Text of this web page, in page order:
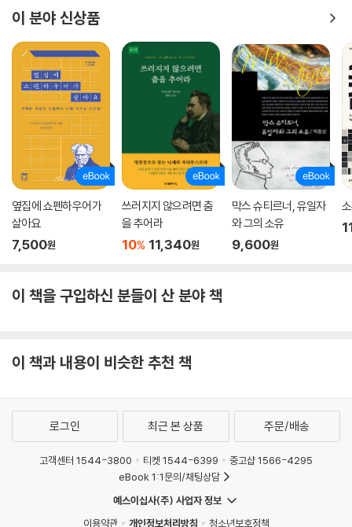
녕 인류는 어떤 진보도 기대할 수 없게 된다는 것을 철저히 밝혀내 자유민
주주의의 기본 원리를 굳건히 수립했다. 사상과 토론의 진정한 자유를 역
설한 밀의 사상은 합리적 대화와 비판적 토론으로 함께 문제를 찾고 해결
하는 문화의 중요성을 보여준다.
이 분야 신상품
옆집에 쇼펜하우어가
살아요
7,500원
쓰러지지 않으려면 춤
을 추어라
10% 11,340원
막스 슈티르너, 유일자
와 그의 소유
9,600원
이 책을 구입하신 분들이 산 분야 책
이 책과 내용이 비슷한 추천 책
로그인 최근 본 상품 주문/배송
고객센터 1544-3800 티켓 1544-6399
중고샵 1566-4295
eBook 1:1문의/채팅상담
예스이십사(주) 사업자 정보
이용약관
개인정보처리방침 청소년보호정책